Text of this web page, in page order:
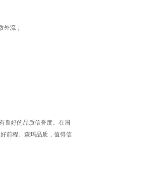
外流；
良好的品质信誉度。在国
前程。森玛品质，值得信